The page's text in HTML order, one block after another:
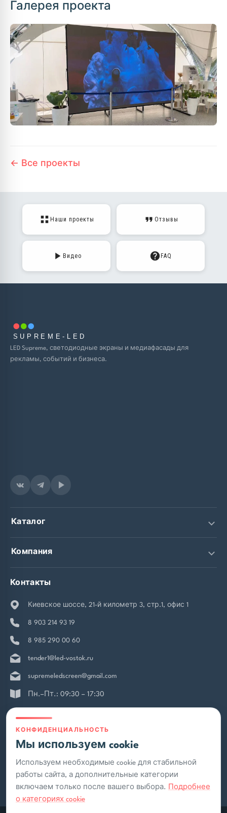
Галерея проекта
← Все проекты
Наши проекты Отзывы
Видео FAQ
SUPREME-LED
LED Supreme, светодиодные экраны и медиафасады для
рекламы, событий и бизнеса.
Каталог
Светодиодные экраны
Интерьерные экраны
Уличные экраны
Медиафасады
Гибкие экраны
COB экраны
Компания
Наши проекты
Видео
Новости
Статьи
Отзывы клиентов
Контакты
Аренда экранов
Техническая поддержка
Контакты
Киевское шоссе, 21-й километр 3, стр.1, офис 1
8 903 214 93 19
8 985 290 00 60
tender1@led-vostok.ru
supremeledscreen@gmail.com
Пн.–Пт.: 09:30 – 17:30
Документы
Политика конфиденциальности
Rutube
КОНФИДЕНЦИАЛЬНОСТЬ
Мы используем cookie
Используем необходимые cookie для стабильной
работы сайта, а дополнительные категории
включаем только после вашего выбора.
Подробнее
о категориях cookie